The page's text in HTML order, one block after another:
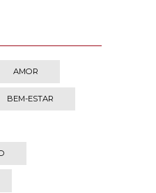
AMOR
BEM-ESTAR